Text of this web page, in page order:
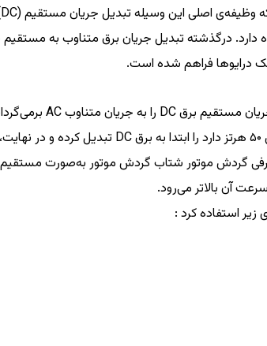
دارد. درگذشته تبدیل جریان برق متناوب به مستقیم
درایوها فراهم شده است.
گردش موتور شتاب گردش موتور به‌صورت مستقیم
آن بالاتر می‌رود.
زیر استفاده کرد :